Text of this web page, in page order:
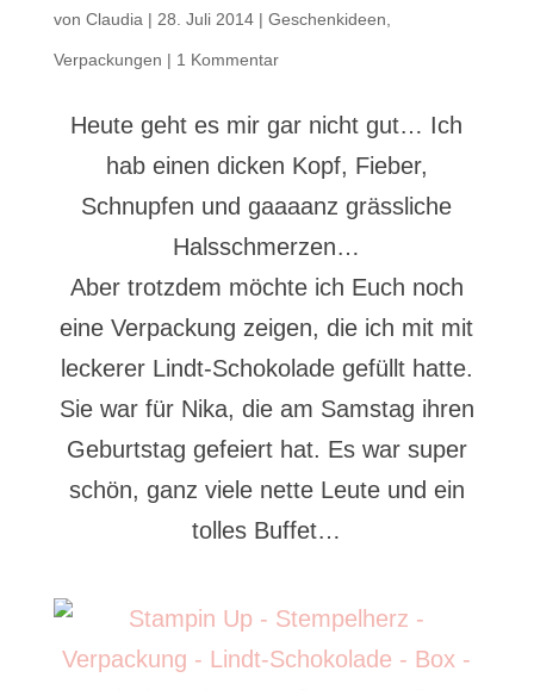
von Claudia | 28. Juli 2014| Geschenkideen
Verpackungen | 1 Kommentar
Heute geht es mir gar nicht gut… Ich
hab einen dicken Kopf, Fieber,
Schnupfen und gaaaanz grässliche
Halsschmerzen…
Aber trotzdem möchte ich Euch noch
eine Verpackung zeigen, die ich mit mit
leckerer Lindt-Schokolade gefüllt hatte.
Sie war für Nika, die am Samstag ihren
Geburtstag gefeiert hat. Es war super
schön, ganz viele nette Leute und ein
tolles Buffet…